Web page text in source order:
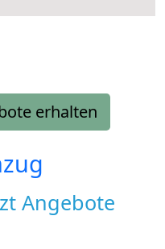
erhalten
Angebote